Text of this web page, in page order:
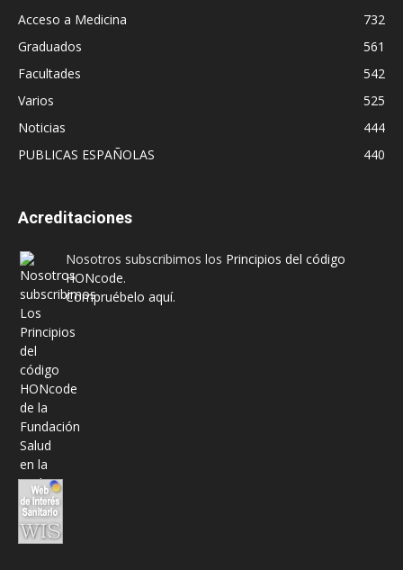
Acceso a Medicina
732
Graduados
561
Facultades
542
Varios
525
Noticias
444
PUBLICAS ESPAÑOLAS
440
Acreditaciones
Nosotros subscribimos los Principios del código
HONcode.
Compruébelo aquí.